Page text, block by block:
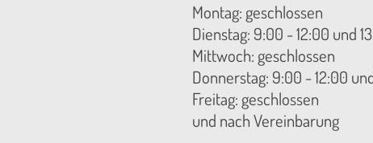
Montag: geschlossen
Dienstag: 9:00 - 12:00 und
Mittwoch: geschlossen
Donnerstag: 9:00 - 12:00
Freitag: geschlossen
und nach Vereinbarung